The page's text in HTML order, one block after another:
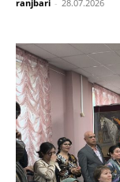
ranjbari - 28.07.2026